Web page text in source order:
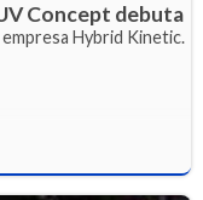
Concept debuta
Hybrid Kinetic.